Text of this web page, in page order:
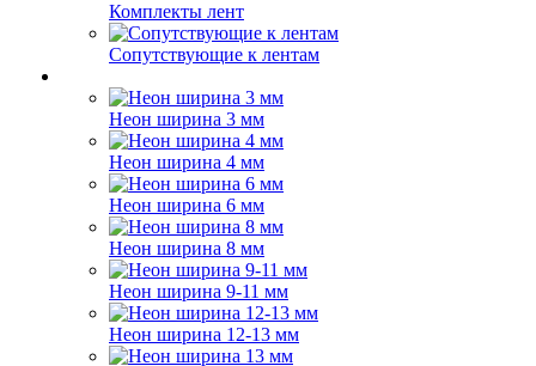
Комплекты лент
Сопутствующие к лентам
Неон ширина 3 мм
Неон ширина 4 мм
Неон ширина 6 мм
Неон ширина 8 мм
Неон ширина 9-11 мм
Неон ширина 12-13 мм